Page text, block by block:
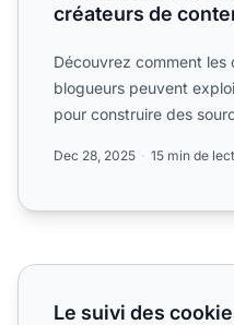
créateurs de
Découvrez comment
blogueurs peuvent
pour construire des
Dec 28, 2025 15 min de
Le suivi des cookies en
Le suivi des